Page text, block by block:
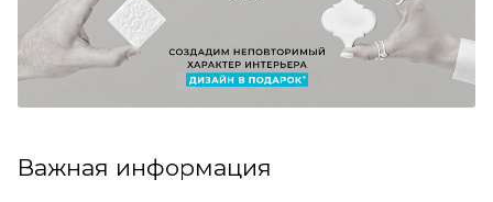
Важная информация